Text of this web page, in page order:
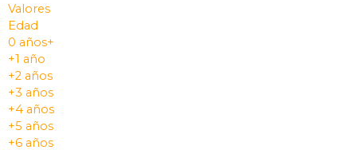
Valores
Edad
0 años+
+1 año
+2 años
+3 años
+4 años
+5 años
+6 años